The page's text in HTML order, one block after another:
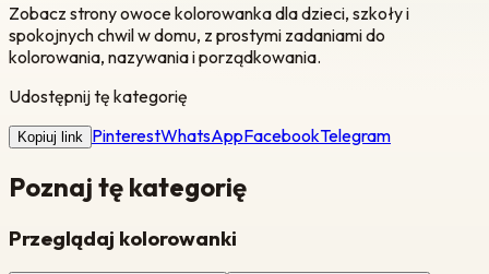
Zobacz strony owoce kolorowanka dla dzieci, szkoły i
spokojnych chwil w domu, z prostymi zadaniami do
kolorowania, nazywania i porządkowania.
Udostępnij tę kategorię
Kopiuj link PinterestWhatsAppFacebookTelegram
Poznaj tę kategorię
Przeglądaj kolorowanki